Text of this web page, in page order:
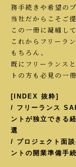
務手続きや希望の
当社だからこそご
この一冊に凝縮し
これからフリーラ
もちろん、
既にフリーランス
トの方も必見の一
[INDEX 抜粋]
/ フリーランス
ントが独立できる
選
/ プロジェクト面
ントの開業準備手